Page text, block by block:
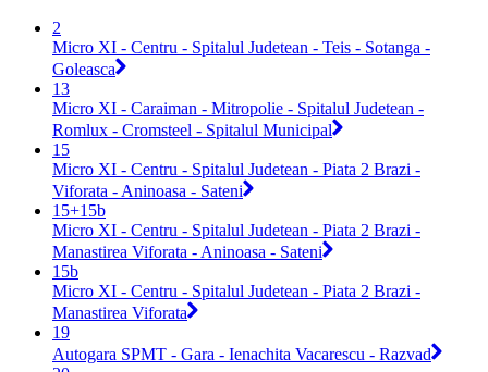
2
Micro XI - Centru - Spitalul Judetean - Teis - Sotanga -
Goleasca
13
Micro XI - Caraiman - Mitropolie - Spitalul Judetean -
Romlux - Cromsteel - Spitalul Municipal
15
Micro XI - Centru - Spitalul Judetean - Piata 2 Brazi -
Viforata - Aninoasa - Sateni
15+15b
Micro XI - Centru - Spitalul Judetean - Piata 2 Brazi -
Manastirea Viforata - Aninoasa - Sateni
15b
Micro XI - Centru - Spitalul Judetean - Piata 2 Brazi -
Manastirea Viforata
19
Autogara SPMT - Gara - Ienachita Vacarescu - Razvad